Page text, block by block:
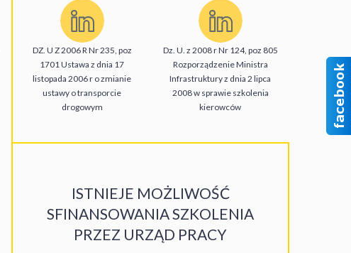
DZ. U Z 2006 R Nr 235, poz
1701 Ustawa z dnia 17
listopada 2006 r o zmianie
ustawy o transporcie
drogowym
Dz. U. z 2008 r Nr 124, poz 805
Rozporządzenie Ministra
Infrastruktury z dnia 2 lipca
2008 w sprawie szkolenia
kierowców
ISTNIEJE MOŻLIWOŚĆ
SFINANSOWANIA SZKOLENIA
PRZEZ URZĄD PRACY